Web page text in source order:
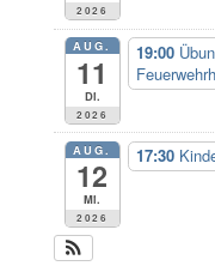
:
2026
AUG.
11
Di.
2026
19:00
AUG.
12
Mi.
2026
17:30